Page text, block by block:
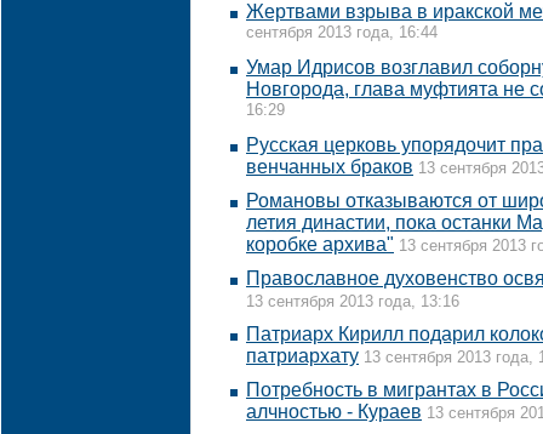
Жертвами взрыва в иракской
сентября 2013 года, 16:44
Умар Идрисов возглавил
Новгорода, глава муфтията не
16:29
Русская церковь упорядочит
венчанных браков 13 сентября
Романовы отказываются от
летия династии, пока останки
коробке архива" 13 сентября 2013
Православное духовенство
13 сентября 2013 года, 13:16
Патриарх Кирилл подарил
патриархату 13 сентября 2013 года,
Потребность в мигрантах в
алчностью - Кураев 13 сентября